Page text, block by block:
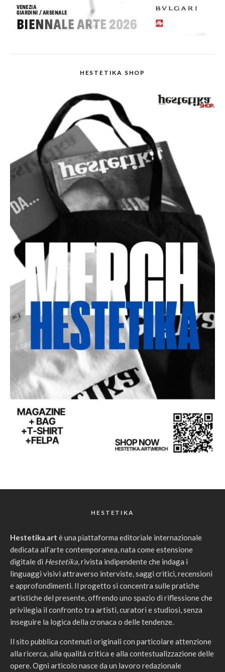
HESTETIKA SHOP
HESTETIKA
Hestetika.art è una piattaforma editoriale internazionale
dedicata all’arte contemporanea, nata come estensione
digitale di Hestetika, rivista indipendente che indaga i
linguaggi visivi attraverso interviste, saggi critici, recensioni
e approfondimenti. Il progetto si concentra sulle pratiche
artistiche del presente, offrendo uno spazio di riflessione che
privilegia il confronto tra artisti, curatori e studiosi, senza
inseguire la logica della cronaca o delle tendenze.
Il sito pubblica contenuti originali con particolare attenzione
alla ricerca, alla qualità critica e alla contestualizzazione delle
opere. Ogni articolo nasce da un lavoro redazionale